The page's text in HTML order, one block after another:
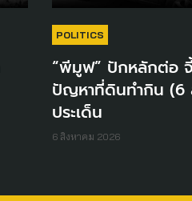
POLITICS
“พีมูฟ” ปักหลักต่อ
ปัญหาที่ดินทำกิน (6
ประเด็น
6 สิงหาคม 2026